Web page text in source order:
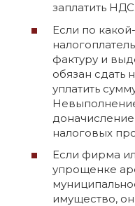
заплатить НДС.
Если по
фактуру и
обязан сдать
уплатить
налоговых
Если фирма
упрощенке
имущество,